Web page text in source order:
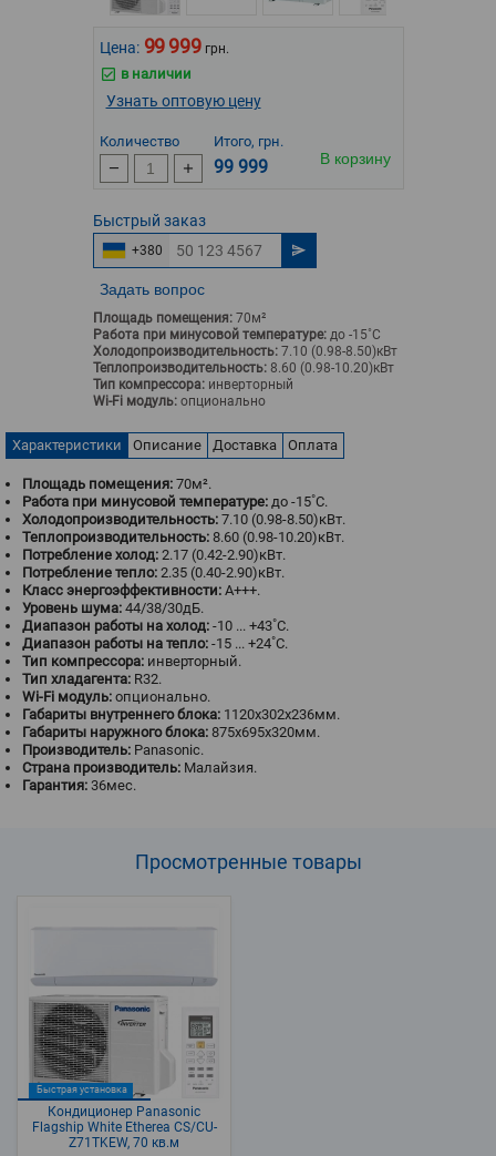
Цена: 99 999 грн.
в наличии
Узнать оптовую цену
Количество Итого, грн.
99 999 В корзину
Быстрый заказ
+380
Задать вопрос
Площадь помещения:70м²
Работа при минусовой температуре:до -15˚С
Холодопроизводительность:7.10 (0.98-8.50)кВт
Теплопроизводительность:8.60 (0.98-10.20)кВт
Тип компрессора:инверторный
Wi-Fi модуль:опционально
Характеристики Описание Доставка Оплата
Площадь помещения: 70м².
Работа при минусовой температуре: до -15˚С.
Холодопроизводительность: 7.10 (0.98-8.50)кВт.
Теплопроизводительность: 8.60 (0.98-10.20)кВт.
Потребление холод: 2.17 (0.42-2.90)кВт.
Потребление тепло: 2.35 (0.40-2.90)кВт.
Класс энергоэффективности: A+++.
Уровень шума: 44/38/30дБ.
Диапазон работы на холод: -10 ... +43˚С.
Диапазон работы на тепло: -15 ... +24˚С.
Тип компрессора: инверторный.
Тип хладагента: R32.
Wi-Fi модуль: опционально.
Габариты внутреннего блока: 1120х302х236мм.
Габариты наружного блока: 875х695х320мм.
Производитель: Panasonic.
Страна производитель: Малайзия.
Гарантия: 36мес.
Просмотренные товары
Быстрая установка
Кондиционер Panasonic
Flagship White Etherea CS/CU-
Z71TKEW, 70 кв.м